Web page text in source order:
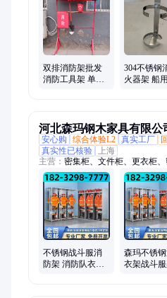
雾机、传感器、电磁阀、保护器
台、光伏板升降机、内撑吊具、
机、研磨机、压铆机、小型装载
双排消防架批发
消防工具架 单排
304不锈钢
火器架 船
河北森玛钢木家具有限公
安心购
综合体验L2 真实工厂
真实性已核验
上海
主营： 密集柜、文件柜、更衣柜
战斗服架、上下床、课桌椅、餐
不锈钢鞋柜、信报箱、涂鸦柜、
柜
不锈钢战斗服消
防架 消防队衣帽
森玛不锈
衣架战斗服